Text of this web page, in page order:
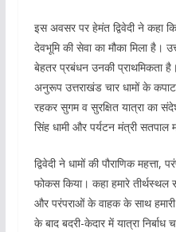
इस अवसर पर हेमंत द्विवेदी ने कहा
देवभूमि की सेवा का मौका मिला है।
बेहतर प्रबंधन उनकी प्राथमिकता
अनुरूप उत्तराखंड चार धामों के
रहकर सुगम व सुरक्षित यात्रा का
सिंह धामी और पर्यटन मंत्री सतपाल
द्विवेदी ने धामों की पौराणिक महत्ता,
फोकस किया। कहा हमारे तीर्थस्थल
और परंपराओं के वाहक के साथ
के बाद बदरी-केदार में यात्रा